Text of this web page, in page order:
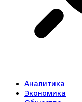
Аналитика
Экономика